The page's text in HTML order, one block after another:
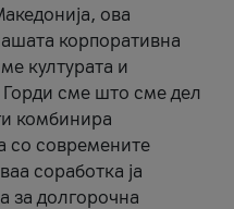
ова
корпоративна
културата и
Горди сме што сме дел
комбинира
со современите
соработка ја
за долгорочна